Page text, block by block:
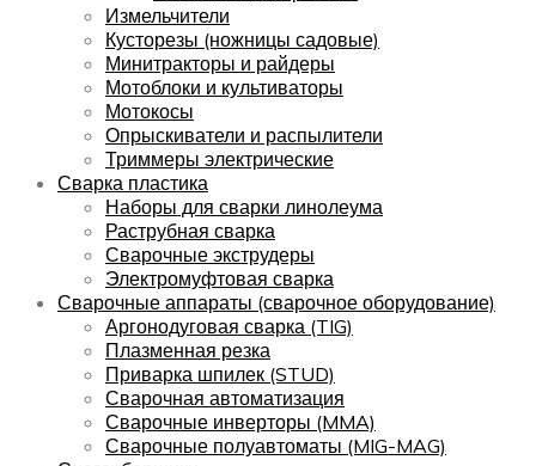
Измельчители
Кусторезы (ножницы садовые)
Минитракторы и райдеры
Мотоблоки и культиваторы
Мотокосы
Опрыскиватели и распылители
Триммеры электрические
Сварка пластика
Наборы для сварки линолеума
Раструбная сварка
Сварочные экструдеры
Электромуфтовая сварка
Сварочные аппараты (сварочное оборудование)
Аргонодуговая сварка (TIG)
Плазменная резка
Приварка шпилек (STUD)
Сварочная автоматизация
Сварочные инверторы (MMA)
Сварочные полуавтоматы (MIG-MAG)